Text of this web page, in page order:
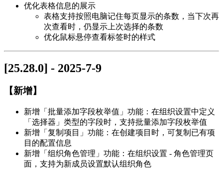
优化表格信息的展示
表格支持按照电脑记住每页显示的条数，当下次再
次查看时，仍显示上次选择的条数
优化鼠标悬停查看标签时的样式
[25.28.0] - 2025-7-9
【新增】
新增「批量添加字段枚举值」功能：在组织设置中定义
「选择器」类型的字段时，支持批量添加字段枚举值
新增「复制项目」功能：在创建项目时，可复制已有项
目的配置信息
新增「组织角色管理」功能：在组织设置 - 角色管理页
面，支持为新成员设置默认组织角色